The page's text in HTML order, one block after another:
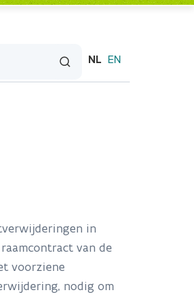
NL EN
in
van de
voorziene
nodig om